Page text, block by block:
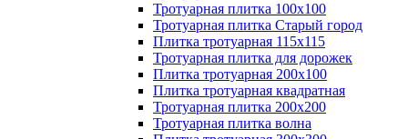
Тротуарная плитка 100x100
Тротуарная плитка Старый город
Плитка тротуарная 115x115
Тротуарная плитка для дорожек
Плитка тротуарная 200х100
Плитка тротуарная квадратная
Тротуарная плитка 200х200
Тротуарная плитка волна